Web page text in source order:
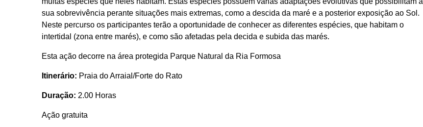
sua sobrevivência perante situações mais extremas, como a descida da maré e a posterior exposição ao Sol.
Neste percurso os participantes terão a oportunidade de conhecer as diferentes espécies, que habitam o
intertidal (zona entre marés), e como são afetadas pela decida e subida das marés.
Esta ação decorre na área protegida Parque Natural da Ria Formosa
Itinerário: Praia do Arraial/Forte do Rato
Duração: 2.00 Horas
Ação gratuita